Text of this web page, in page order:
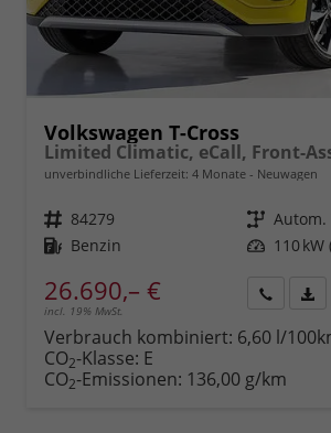
Volkswagen T-Cross
unverbindliche Lieferzeit: 4 Monate Neuwagen
Fahrzeugnr. 84279 Getriebe Autom.
Kraftstoff Benzin Leistung 110 kW
26.690,– €
incl. 19% MwSt.
anfordern
Verbrauch kombiniert: 6,60 l/
CO2-Klasse: E
CO2-Emissionen: 136,00 g/km